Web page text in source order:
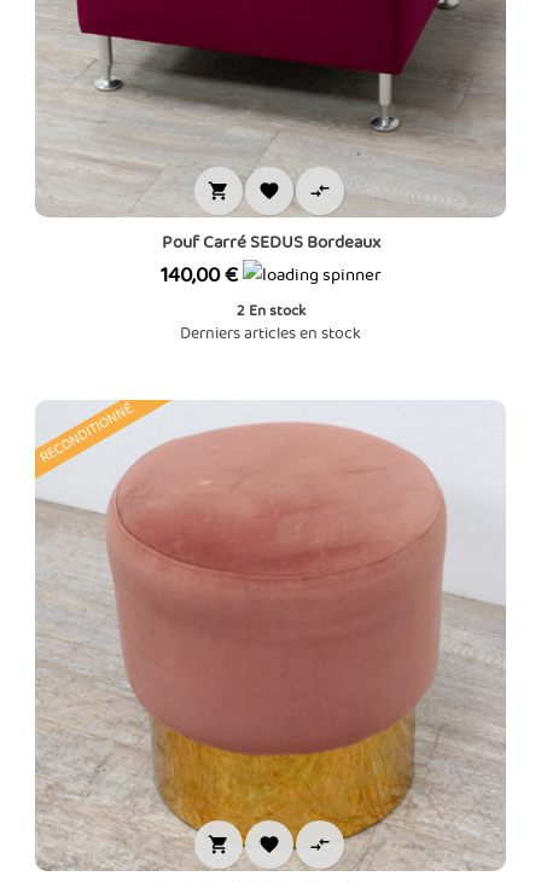
  
Pouf Carré SEDUS Bordeaux
Prix
140,00 €
2 En stock
Derniers articles en stock
RECONDITIONNÉ
  